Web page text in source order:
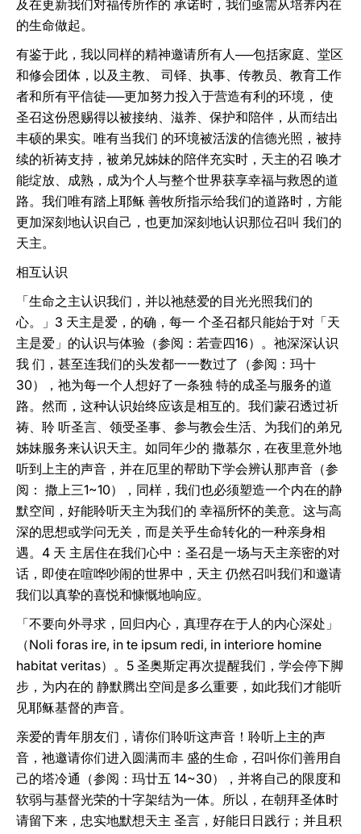
及在更新我们对福传所作的 承诺时，我们亟需从培养内在
的生命做起。
有鉴于此，我以同样的精神邀请所有人──包括家庭、堂区
和修会团体，以及主教、 司铎、执事、传教员、教育工作
者和所有平信徒──更加努力投入于营造有利的环境， 使
圣召这份恩赐得以被接纳、滋养、保护和陪伴，从而结出
丰硕的果实。唯有当我们 的环境被活泼的信德光照，被持
续的祈祷支持，被弟兄姊妹的陪伴充实时，天主的召 唤才
能绽放、成熟，成为个人与整个世界获享幸福与救恩的道
路。我们唯有踏上耶稣 善牧所指示给我们的道路时，方能
更加深刻地认识自己，也更加深刻地认识那位召叫 我们的
天主。
相互认识
「生命之主认识我们，并以祂慈爱的目光光照我们的
心。」3 天主是爱，的确，每一 个圣召都只能始于对「天
主是爱」的认识与体验（参阅：若壹四16）。祂深深认识
我 们，甚至连我们的头发都一一数过了（参阅：玛十
30），祂为每一个人想好了一条独 特的成圣与服务的道
路。然而，这种认识始终应该是相互的。我们蒙召透过祈
祷、聆 听圣言、领受圣事、参与教会生活、为我们的弟兄
姊妹服务来认识天主。如同年少的 撒慕尔，在夜里意外地
听到上主的声音，并在厄里的帮助下学会辨认那声音（参
阅： 撒上三1~10），同样，我们也必须塑造一个内在的静
默空间，好能聆听天主为我们的 幸福所怀的美意。这与高
深的思想或学问无关，而是关乎生命转化的一种亲身相
遇。4 天 主居住在我们心中：圣召是一场与天主亲密的对
话，即使在喧哗吵闹的世界中，天主 仍然召叫我们和邀请
我们以真挚的喜悦和慷慨地响应。
「不要向外寻求，回归内心，真理存在于人的内心深处」
（Noli foras ire, in te ipsum redi, in interiore homine
habitat veritas）。5 圣奥斯定再次提醒我们，学会停下脚
步，为内在的 静默腾出空间是多么重要，如此我们才能听
见耶稣基督的声音。
亲爱的青年朋友们，请你们聆听这声音！聆听上主的声
音，祂邀请你们进入圆满而丰 盛的生命，召叫你们善用自
己的塔冷通（参阅：玛廿五 14~30），并将自己的限度和
软弱与基督光荣的十字架结为一体。所以，在朝拜圣体时
请留下来，忠实地默想天主 圣言，好能日日践行；并且积